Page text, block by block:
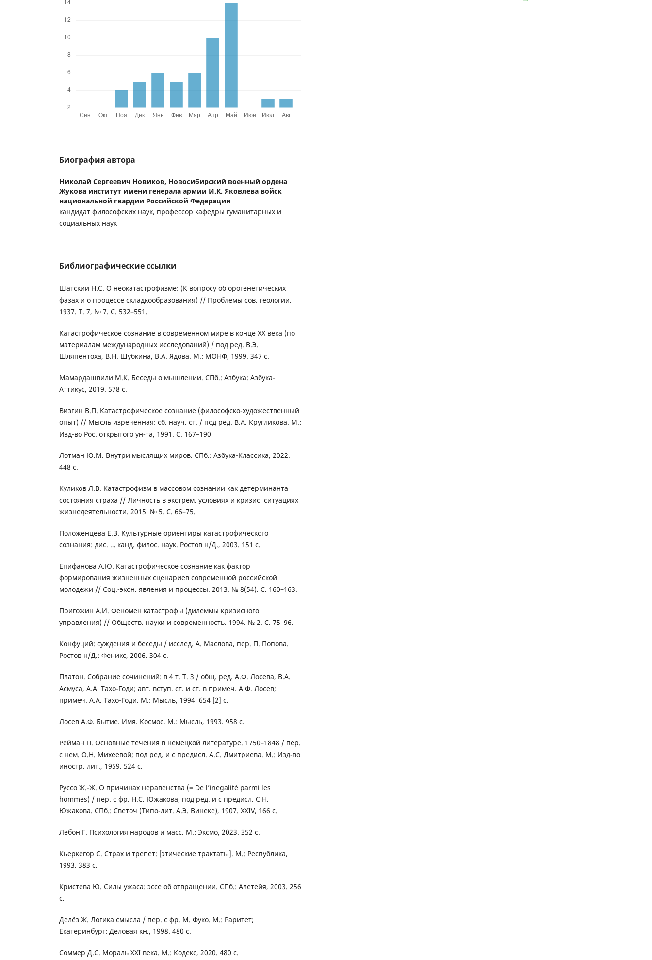
Биография автора
Николай Сергеевич Новиков, Новосибирский военный ордена
Жукова институт имени генерала армии И.К. Яковлева войск
национальной гвардии Российской Федерации
кандидат философских наук, профессор кафедры гуманитарных и
социальных наук
Библиографические ссылки
Шатский Н.С. О неокатастрофизме: (К вопросу об орогенетических
фазах и о процессе складкообразования) // Проблемы сов. геологии.
1937. Т. 7, № 7. С. 532–551.
Катастрофическое сознание в современном мире в конце XX века (по
материалам международных исследований) / под ред. В.Э.
Шляпентоха, В.Н. Шубкина, В.А. Ядова. М.: МОНФ, 1999. 347 с.
Мамардашвили М.К. Беседы о мышлении. СПб.: Азбука: Азбука-
Аттикус, 2019. 578 с.
Визгин В.П. Катастрофическое сознание (философско-художественный
опыт) // Мысль изреченная: сб. науч. ст. / под ред. В.А. Кругликова. М.:
Изд-во Рос. открытого ун-та, 1991. С. 167–190.
Лотман Ю.М. Внутри мыслящих миров. СПб.: Азбука-Классика, 2022.
448 с.
Куликов Л.В. Катастрофизм в массовом сознании как детерминанта
состояния страха // Личность в экстрем. условиях и кризис. ситуациях
жизнедеятельности. 2015. № 5. С. 66–75.
Положенцева Е.В. Культурные ориентиры катастрофического
сознания: дис. … канд. филос. наук. Ростов н/Д., 2003. 151 с.
Епифанова А.Ю. Катастрофическое сознание как фактор
формирования жизненных сценариев современной российской
молодежи // Соц.-экон. явления и процессы. 2013. № 8(54). С. 160–163.
Пригожин А.И. Феномен катастрофы (дилеммы кризисного
управления) // Обществ. науки и современность. 1994. № 2. С. 75–96.
Конфуций: суждения и беседы / исслед. А. Маслова, пер. П. Попова.
Ростов н/Д.: Феникс, 2006. 304 с.
Платон. Собрание сочинений: в 4 т. Т. 3 / общ. ред. А.Ф. Лосева, В.А.
Асмуса, А.А. Тахо-Годи; авт. вступ. ст. и ст. в примеч. А.Ф. Лосев;
примеч. А.А. Тахо-Годи. М.: Мысль, 1994. 654 [2] с.
Лосев А.Ф. Бытие. Имя. Космос. М.: Мысль, 1993. 958 с.
Рейман П. Основные течения в немецкой литературе. 1750–1848 / пер.
с нем. О.Н. Михеевой; под ред. и с предисл. А.С. Дмитриева. М.: Изд-во
иностр. лит., 1959. 524 с.
Руссо Ж.-Ж. О причинах неравенства (= De l’inegalité parmi les
hommes) / пер. с фр. Н.С. Южакова; под ред. и с предисл. С.Н.
Южакова. СПб.: Светоч (Типо-лит. А.Э. Винеке), 1907. XXIV, 166 с.
Лебон Г. Психология народов и масс. М.: Эксмо, 2023. 352 с.
Кьеркегор С. Страх и трепет: [этические трактаты]. М.: Республика,
1993. 383 с.
Кристева Ю. Силы ужаса: эссе об отвращении. СПб.: Алетейя, 2003. 256
с.
Делёз Ж. Логика смысла / пер. с фр. М. Фуко. М.: Раритет;
Екатеринбург: Деловая кн., 1998. 480 с.
Соммер Д.С. Мораль ХХI века. М.: Кодекс, 2020. 480 с.